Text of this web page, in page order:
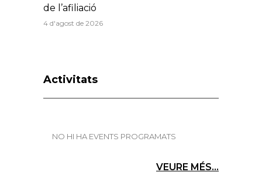
de l’afiliació
4 d'agost de 2026
Activitats
NO HI HA EVENTS PROGRAMATS
VEURE MÉS...